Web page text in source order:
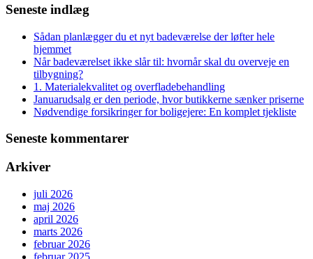
Seneste indlæg
Sådan planlægger du et nyt badeværelse der løfter hele
hjemmet
Når badeværelset ikke slår til: hvornår skal du overveje en
tilbygning?
1. Materialekvalitet og overfladebehandling
Januarudsalg er den periode, hvor butikkerne sænker priserne
Nødvendige forsikringer for boligejere: En komplet tjekliste
Seneste kommentarer
Arkiver
juli 2026
maj 2026
april 2026
marts 2026
februar 2026
februar 2025